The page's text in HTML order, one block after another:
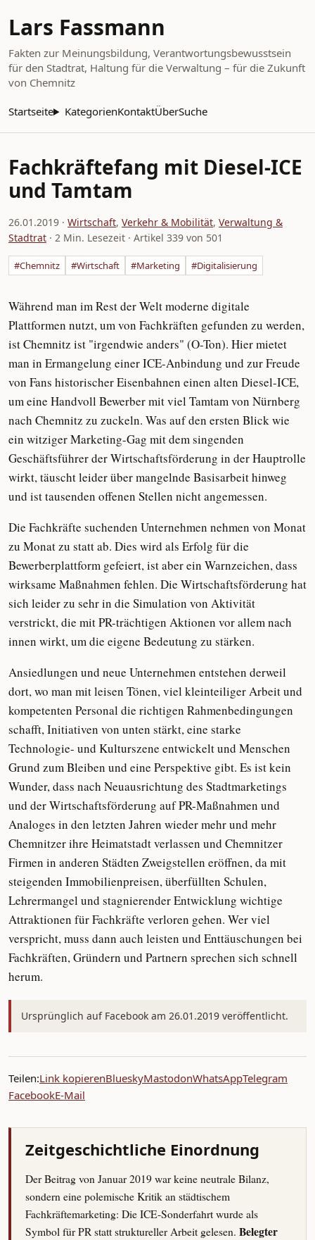
Lars Fassmann
Fakten zur Meinungsbildung, Verantwortungsbewusstsein
für den Stadtrat, Haltung für die Verwaltung – für die Zukunft
von Chemnitz
Startseite KategorienKontaktÜberSuche
Fachkräftefang mit Diesel-ICE
und Tamtam
26.01.2019 · Wirtschaft, Verkehr & Mobilität, Verwaltung &
Stadtrat · 2 Min. Lesezeit · Artikel 339 von 501
#Chemnitz #Wirtschaft #Marketing #Digitalisierung
Während man im Rest der Welt moderne digitale
Plattformen nutzt, um von Fachkräften gefunden zu werden,
ist Chemnitz ist "irgendwie anders" (O-Ton). Hier mietet
man in Ermangelung einer ICE-Anbindung und zur Freude
von Fans historischer Eisenbahnen einen alten Diesel-ICE,
um eine Handvoll Bewerber mit viel Tamtam von Nürnberg
nach Chemnitz zu zuckeln. Was auf den ersten Blick wie
ein witziger Marketing-Gag mit dem singenden
Geschäftsführer der Wirtschaftsförderung in der Hauptrolle
wirkt, täuscht leider über mangelnde Basisarbeit hinweg
und ist tausenden offenen Stellen nicht angemessen.
Die Fachkräfte suchenden Unternehmen nehmen von Monat
zu Monat zu statt ab. Dies wird als Erfolg für die
Bewerberplattform gefeiert, ist aber ein Warnzeichen, dass
wirksame Maßnahmen fehlen. Die Wirtschaftsförderung hat
sich leider zu sehr in die Simulation von Aktivität
verstrickt, die mit PR-trächtigen Aktionen vor allem nach
innen wirkt, um die eigene Bedeutung zu stärken.
Ansiedlungen und neue Unternehmen entstehen derweil
dort, wo man mit leisen Tönen, viel kleinteiliger Arbeit und
kompetenten Personal die richtigen Rahmenbedingungen
schafft, Initiativen von unten stärkt, eine starke
Technologie- und Kulturszene entwickelt und Menschen
Grund zum Bleiben und eine Perspektive gibt. Es ist kein
Wunder, dass nach Neuausrichtung des Stadtmarketings
und der Wirtschaftsförderung auf PR-Maßnahmen und
Analoges in den letzten Jahren wieder mehr und mehr
Chemnitzer ihre Heimatstadt verlassen und Chemnitzer
Firmen in anderen Städten Zweigstellen eröffnen, da mit
steigenden Immobilienpreisen, überfüllten Schulen,
Lehrermangel und stagnierender Entwicklung wichtige
Attraktionen für Fachkräfte verloren gehen. Wer viel
verspricht, muss dann auch leisten und Enttäuschungen bei
Fachkräften, Gründern und Partnern sprechen sich schnell
herum.
Ursprünglich auf Facebook am 26.01.2019 veröffentlicht.
Teilen:Link kopierenBlueskyMastodonWhatsAppTelegram
FacebookE-Mail
Zeitgeschichtliche Einordnung
Der Beitrag von Januar 2019 war keine neutrale Bilanz,
sondern eine polemische Kritik an städtischem
Fachkräftemarketing: Die ICE-Sonderfahrt wurde als
Symbol für PR statt struktureller Arbeit gelesen. Belegter